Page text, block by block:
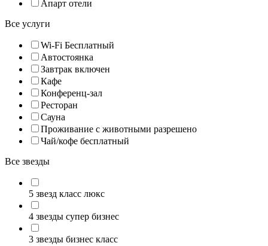
Апарт отели
Все услуги
Wi-Fi Бесплатный
Автостоянка
Завтрак включен
Кафе
Конференц-зал
Ресторан
Сауна
Проживание с животными разрешено
Чай/кофе бесплатный
Все звезды
5 звезд класс люкс
4 звезды супер бизнес
3 звезды бизнес класс